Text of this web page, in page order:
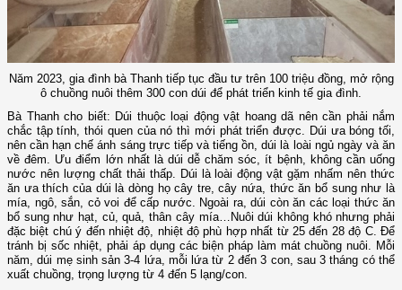
Năm 2023, gia đình bà Thanh tiếp tục đầu tư trên 100 triệu đồng, mở rộng
ô chuồng nuôi thêm 300 con dúi để phát triển kinh tế gia đình.
Bà Thanh cho biết: Dúi thuộc loại động vật hoang dã nên cần phải nắm
chắc tập tính, thói quen của nó thì mới phát triển được. Dúi ưa bóng tối,
nên cần hạn chế ánh sáng trực tiếp và tiếng ồn, dúi là loài ngủ ngày và ăn
về đêm. Ưu điểm lớn nhất là dúi dễ chăm sóc, ít bệnh, không cần uống
nước nên lượng chất thải thấp. Dúi là loài động vật gặm nhấm nên thức
ăn ưa thích của dúi là dòng họ cây tre, cây nứa, thức ăn bổ sung như là
mía, ngô, sắn, cỏ voi để cấp nước. Ngoài ra, dúi còn ăn các loại thức ăn
bổ sung như hạt, củ, quả, thân cây mía…Nuôi dúi không khó nhưng phải
đặc biệt chú ý đến nhiệt độ, nhiệt độ phù hợp nhất từ 25 đến 28 độ C. Để
tránh bị sốc nhiệt, phải áp dụng các biện pháp làm mát chuồng nuôi. Mỗi
năm, dúi mẹ sinh sản 3-4 lứa, mỗi lứa từ 2 đến 3 con, sau 3 tháng có thể
xuất chuồng, trọng lượng từ 4 đến 5 lạng/con.